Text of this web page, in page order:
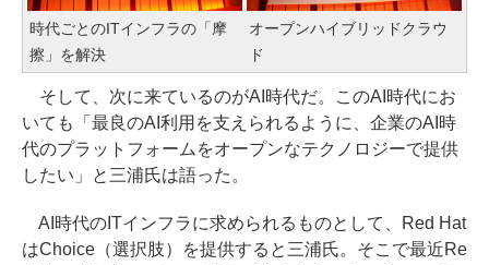
時代ごとのITインフラの「摩
擦」を解決
オープンハイブリッドクラウ
ド
そして、次に来ているのがAI時代だ。このAI時代にお
いても「最良のAI利用を支えられるように、企業のAI時
代のプラットフォームをオープンなテクノロジーで提供
したい」と三浦氏は語った。
AI時代のITインフラに求められるものとして、Red Hat
はChoice（選択肢）を提供すると三浦氏。そこで最近Re